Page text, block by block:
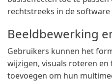
rechtstreeks in de
Beeldbewerking
Gebruikers kunnen het
wijzigen, visuals roteren
toevoegen om hun